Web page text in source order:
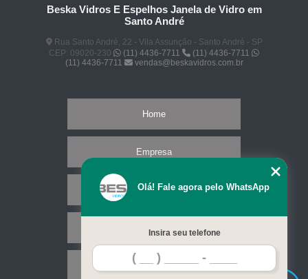
Beska Vidros E Espelhos Janela de Vidro em
Santo André
Rua Santo André, 22 - Vila Assunção - Santo André - SP
CEP: 09020-230
(11) 4436-7711
(11) 4436-7711
(11) 4436-7711
vendas@beskavidros.com.br
Home
Empresa
Missão
Serviços
Contato
Olá! Fale agora pelo WhatsApp
Insira seu telefone